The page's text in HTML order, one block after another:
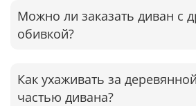
Можно ли заказать диван с
обивкой?
Как ухаживать за деревянной
частью дивана?